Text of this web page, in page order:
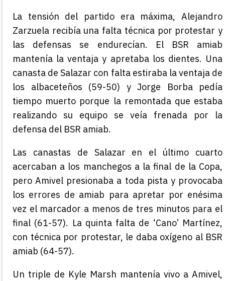
La tensión del partido era máxima, Alejandro
Zarzuela recibía una falta técnica por protestar y
las defensas se endurecían. El BSR amiab
mantenía la ventaja y apretaba los dientes. Una
canasta de Salazar con falta estiraba la ventaja de
los albaceteños (59-50) y Jorge Borba pedía
tiempo muerto porque la remontada que estaba
realizando su equipo se veía frenada por la
defensa del BSR amiab.
Las canastas de Salazar en el último cuarto
acercaban a los manchegos a la final de la Copa,
pero Amivel presionaba a toda pista y provocaba
los errores de amiab para apretar por enésima
vez el marcador a menos de tres minutos para el
final (61-57). La quinta falta de ‘Cano’ Martínez,
con técnica por protestar, le daba oxígeno al BSR
amiab (64-57).
Un triple de Kyle Marsh mantenía vivo a Amivel,